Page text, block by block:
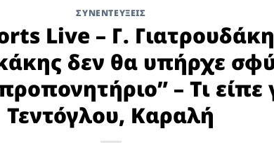
ΣΥΝΕΝΤΕΥΞΕΙΣ
Live – Γ.
δεν θα υπήρχε
– Τι
Τεντόγλου, Καραλή